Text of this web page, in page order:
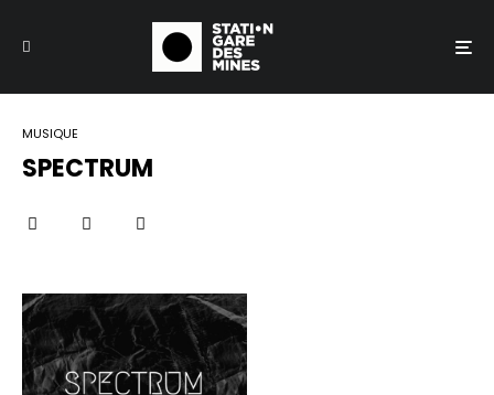
MUSIQUE
SPECTRUM